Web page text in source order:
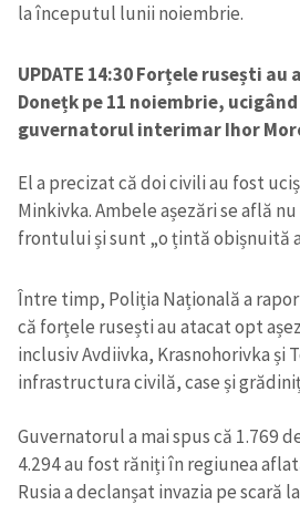
la începutul lunii noiembrie.
UPDATE 14:30 Forțele rusești
Donețk pe 11 noiembrie,
guvernatorul interimar Ihor
El a precizat că doi civili au fost
Minkivka. Ambele așezări se află
frontului și sunt „o țintă obișnuită
Între timp, Poliția Națională a
că forțele rusești au atacat opt
inclusiv Avdiivka, Krasnohorivka și
infrastructura civilă, case și
Guvernatorul a mai spus că 1.769
4.294 au fost răniți în regiunea
Rusia a declanșat invazia pe scară